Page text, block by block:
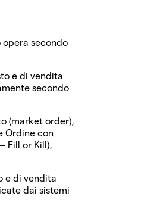
opera secondo
e di vendita
secondo
(market order),
Ordine con
Fill or Kill),
e di vendita
dai sistemi